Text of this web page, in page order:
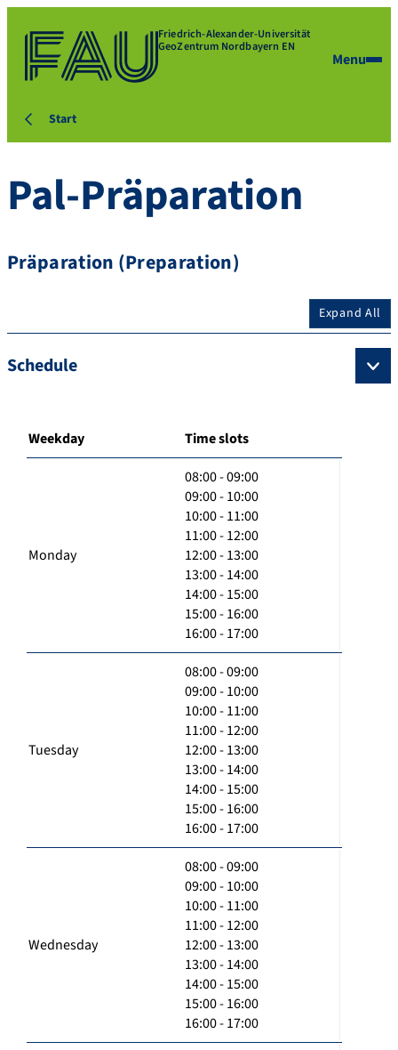
Friedrich-Alexander-Universität
GeoZentrum Nordbayern EN
Menu
Start
Pal-Präparation
Präparation (Preparation)
Expand All
Schedule
Weekday Time slots
Monday
08:00 - 09:00
09:00 - 10:00
10:00 - 11:00
11:00 - 12:00
12:00 - 13:00
13:00 - 14:00
14:00 - 15:00
15:00 - 16:00
16:00 - 17:00
Tuesday
08:00 - 09:00
09:00 - 10:00
10:00 - 11:00
11:00 - 12:00
12:00 - 13:00
13:00 - 14:00
14:00 - 15:00
15:00 - 16:00
16:00 - 17:00
Wednesday
08:00 - 09:00
09:00 - 10:00
10:00 - 11:00
11:00 - 12:00
12:00 - 13:00
13:00 - 14:00
14:00 - 15:00
15:00 - 16:00
16:00 - 17:00